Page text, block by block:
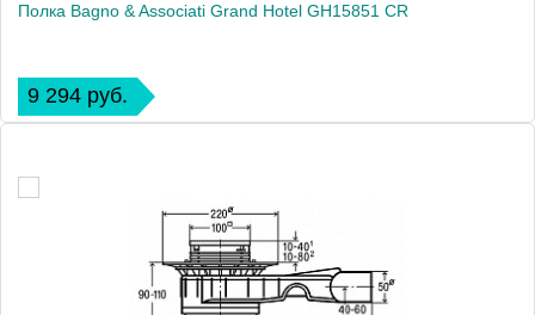
Полка Bagno & Associati Grand Hotel GH15851 CR
9 294 руб.